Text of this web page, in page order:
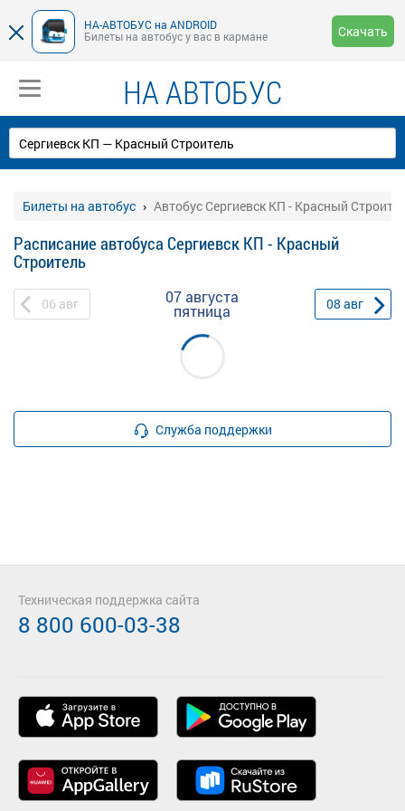
НА-АВТОБУС на ANDROID
Билеты на автобус у вас в кармане
Скачать
НА АВТОБУС
Билеты на автобус Автобус Сергиевск КП - Красный
Расписание автобуса Сергиевск КП - Красный
Строитель
06 авг 07 августа
пятница 08 авг
Служба поддержки
Техническая поддержка сайта
8 800 600-03-38